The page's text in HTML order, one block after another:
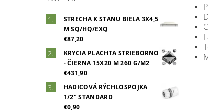
STRECHA K STANU BIELA 3X4,5
M SQ/HQ/EXQ
€87,20
KRYCIA PLACHTA STRIEBORNO
- ČIERNA 15X20 M 260 G/M2
€431,90
HADICOVÁ RÝCHLOSPOJKA
1/2" STANDARD
€0,90